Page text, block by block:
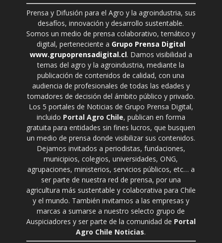
Prensa y Difusión para el Agro y la agroindustria, sus
desafíos, innovación y desarrollo sustentable.
Somos un medio de prensa colaborativo, temático y
digital, perteneciente a Grupo Prensa Digital
www.grupoprensadigital.cl. Damos visibilidad a
temas del agro y la agroindustria, mediante la
publicación de contenidos de calidad, con una
audiencia de profesionales de todas las edades y
tomadores de decisión del ámbito público y privado.
Los 5 portales de Noticias de Grupo Prensa Digital,
incluido Portal Agro Chile, publican en forma
gratuita para entidades sin fines lucros, que busquen
un medio de prensa donde visibilizar sus contenidos.
Dejamos invitados a periodistas, fundaciones,
municipios, colegios, universidades, ONG,
agrupaciones, ministerios, servicios públicos, etc… a
ser parte de nuestra red de prensa, por una
agricultura más sustentable y colaborativa para Chile
y el mundo. También invitamos a las empresas y
marcas a sumarse a nuestro selecto grupo de
Auspiciadores y ser parte de la comunidad de Portal
Agro Chile Noticias.